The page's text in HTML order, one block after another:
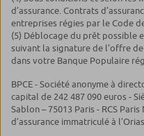
d’assurance. Contrats
entreprises régies par le Code
(5) Déblocage du prêt possible
suivant la signature de l’offre
dans votre Banque Populaire
BPCE - Société anonyme à
capital de 242 487 090 euros -
Sablon – 75013 Paris - RCS
d’assurance immatriculé à